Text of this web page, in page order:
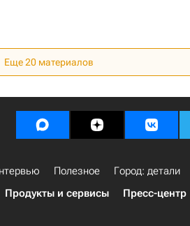
Еще 20 материалов
Полезное Город: детали
Продукты и сервисы Пресс-центр